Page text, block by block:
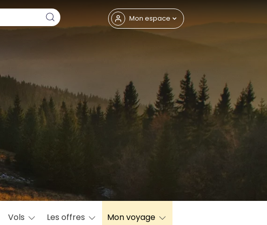
Mon espace
Vols Les offres Mon voyage
Fermer
Août